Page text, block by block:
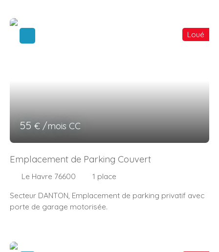
55 € /mois CC
Loué
Emplacement de Parking Couvert
Le Havre 76600 1 place
Secteur DANTON, Emplacement de parking privatif avec
porte de garage motorisée.